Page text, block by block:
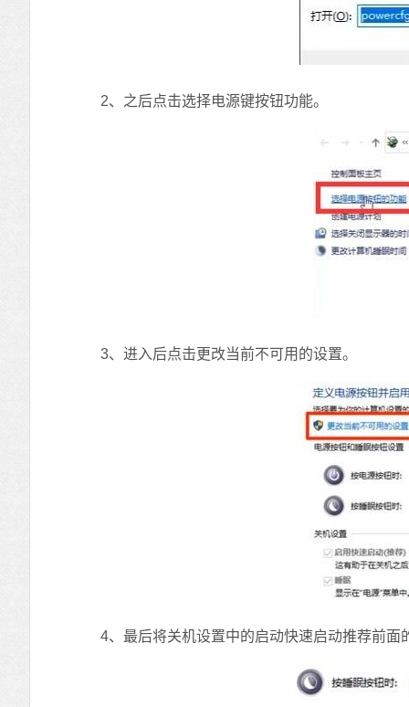
2、之后点击选择电源键按钮功能。
3、进入后点击更改当前不可用的设置。
4、最后将关机设置中的启动快速启动推荐前面